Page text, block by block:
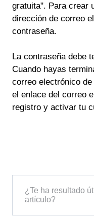
gratuita". Para crear
dirección de correo
contraseña.
La contraseña debe
Cuando hayas
correo electrónico
el enlace del correo
registro y activar tu
¿Te ha resultado
artículo?